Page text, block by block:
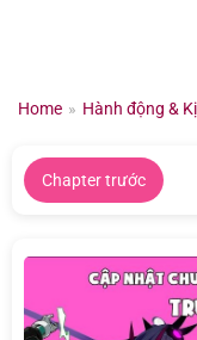
dungHome » Hành động &
Chapter trước